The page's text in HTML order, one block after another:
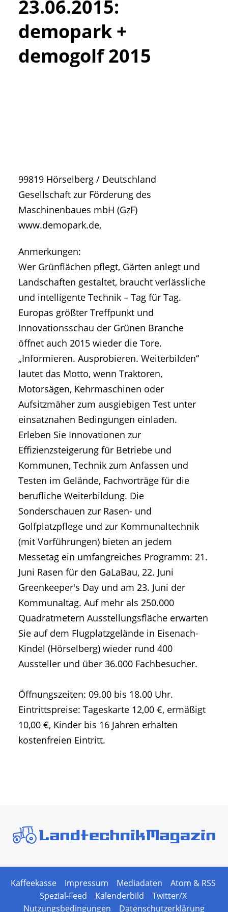
• Geschichte und Geschichten
• Messen und Veranstaltungen
• Mitteilung der Redaktion
• Agritechnica Neuheiten Archiv
• Artikel nach Hersteller/Marke
23.06.2015:
demopark +
demogolf 2015
99819 Hörselberg / Deutschland
Gesellschaft zur Förderung des
Maschinenbaues mbH (GzF)
www.demopark.de,
Anmerkungen:
Wer Grünflächen pflegt, Gärten anlegt und
Landschaften gestaltet, braucht verlässliche
und intelligente Technik – Tag für Tag.
Europas größter Treffpunkt und
Innovationsschau der Grünen Branche
öffnet auch 2015 wieder die Tore.
„Informieren. Ausprobieren. Weiterbilden“
lautet das Motto, wenn Traktoren,
Motorsägen, Kehrmaschinen oder
Aufsitzmäher zum ausgiebigen Test unter
einsatznahen Bedingungen einladen.
Erleben Sie Innovationen zur
Effizienzsteigerung für Betriebe und
Kommunen, Technik zum Anfassen und
Testen im Gelände, Fachvorträge für die
berufliche Weiterbildung. Die
Sonderschauen zur Rasen- und
Golfplatzpflege und zur Kommunaltechnik
(mit Vorführungen) bieten an jedem
Messetag ein umfangreiches Programm: 21.
Juni Rasen für den GaLaBau, 22. Juni
Greenkeeper's Day und am 23. Juni der
Kommunaltag. Auf mehr als 250.000
Quadratmetern Ausstellungsfläche erwarten
Sie auf dem Flugplatzgelände in Eisenach-
Kindel (Hörselberg) wieder rund 400
Aussteller und über 36.000 Fachbesucher.
Öffnungszeiten: 09.00 bis 18.00 Uhr.
Eintrittspreise: Tageskarte 12,00 €, ermäßigt
10,00 €, Kinder bis 16 Jahren erhalten
kostenfreien Eintritt.
Kaffeekasse Impressum Mediadaten
Atom & RSS
Spezial-Feed
Kalenderbild
Twitter/X
Nutzungsbedingungen
Datenschutzerklärung